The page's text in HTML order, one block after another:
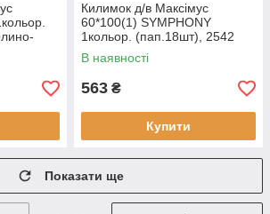
Килимок д/в Максімус
60*100(1) SYMPHONY
1кольор. (пап.18шт), 2542
мигал
В наявності
563 ₴
Купити
Показати ще